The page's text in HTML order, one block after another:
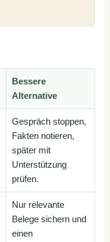
Bessere
Alternative
Gespräch stoppen,
Fakten notieren,
später mit
Unterstützung
prüfen.
Nur relevante
Belege sichern und
einen